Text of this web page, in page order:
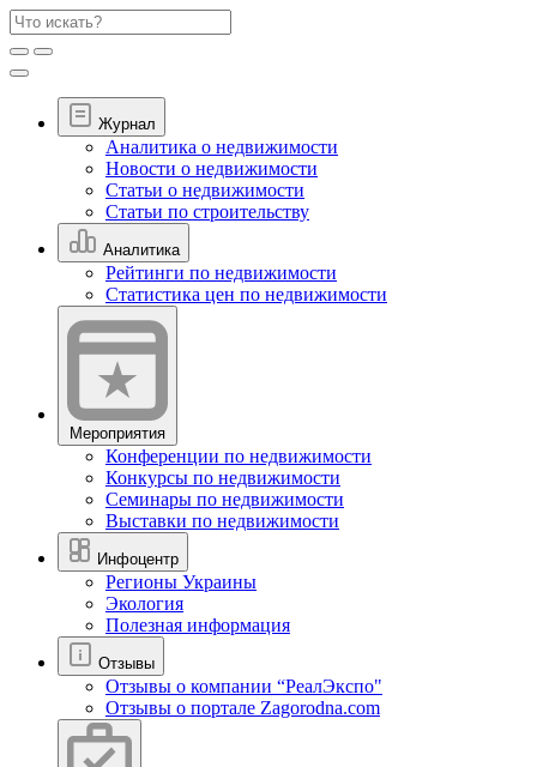
Журнал
Аналитика о недвижимости
Новости о недвижимости
Статьи о недвижимости
Статьи по строительству
Аналитика
Рейтинги по недвижимости
Статистика цен по недвижимости
Мероприятия
Конференции по недвижимости
Конкурсы по недвижимости
Семинары по недвижимости
Выставки по недвижимости
Инфоцентр
Регионы Украины
Экология
Полезная информация
Отзывы
Отзывы о компании “РеалЭкспо"
Отзывы о портале Zagorodna.com